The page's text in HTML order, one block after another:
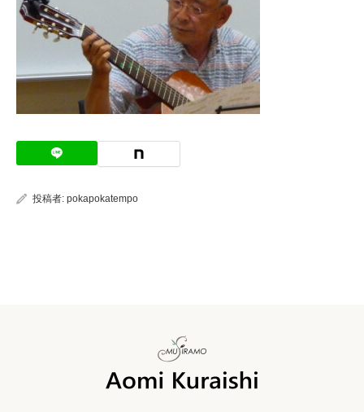
投稿者: pokapokatempo